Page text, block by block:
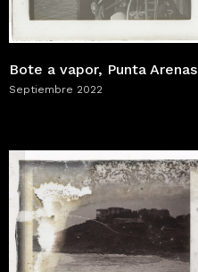
Bote a vapor, Punta Arenas
Septiembre 2022